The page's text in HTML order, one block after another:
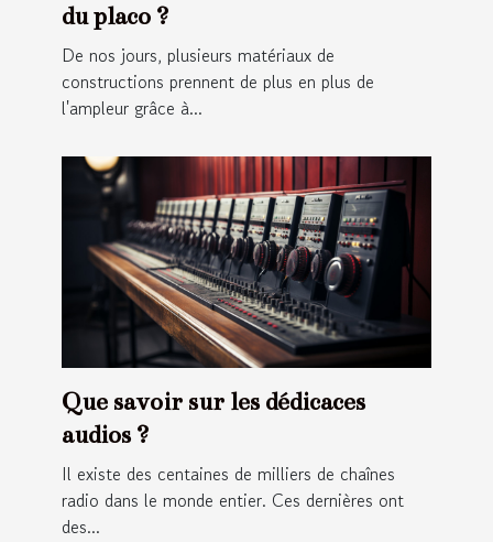
du placo ?
De nos jours, plusieurs matériaux de
constructions prennent de plus en plus de
l'ampleur grâce à...
Que savoir sur les dédicaces
audios ?
Il existe des centaines de milliers de chaînes
radio dans le monde entier. Ces dernières ont
des...